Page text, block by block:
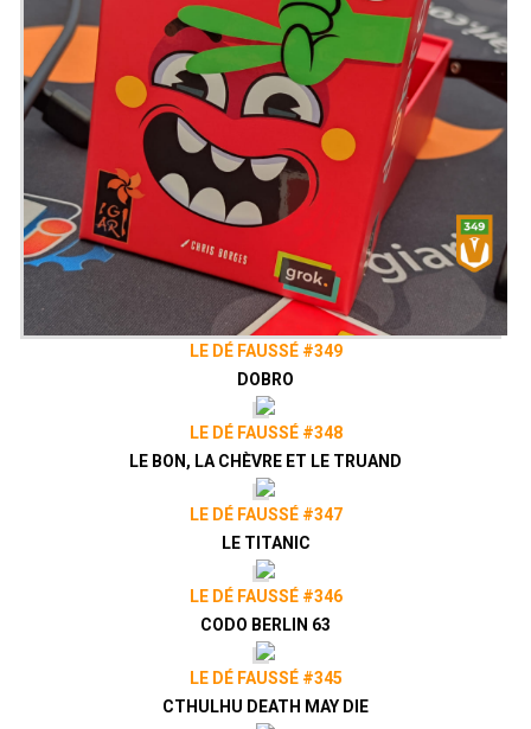
LE DÉ FAUSSÉ #349
DOBRO
LE DÉ FAUSSÉ #348
LE BON, LA CHÈVRE ET LE TRUAND
LE DÉ FAUSSÉ #347
LE TITANIC
LE DÉ FAUSSÉ #346
CODO BERLIN 63
LE DÉ FAUSSÉ #345
CTHULHU DEATH MAY DIE